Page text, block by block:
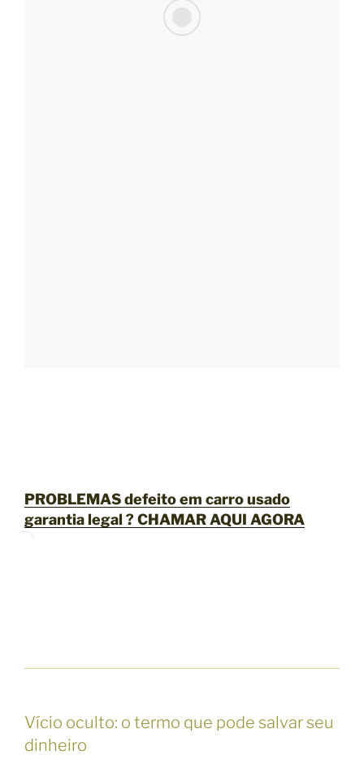
PROBLEMAS defeito em carro usado
garantia legal ?CHAMAR AQUI AGORA
Vício oculto: o termo que pode salvar seu
dinheiro